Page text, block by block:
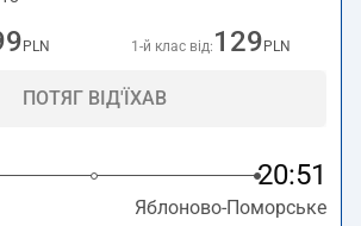
PLN 1-й клас від: 129 PLN
ПОТЯГ ВІД'ЇХАВ
20:51
Яблоново-Поморське